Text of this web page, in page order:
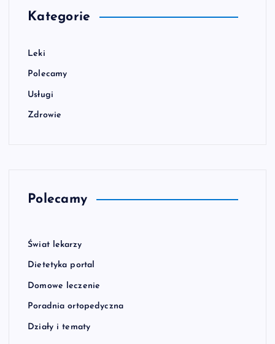
Kategorie
Leki
Polecamy
Usługi
Zdrowie
Polecamy
Świat lekarzy
Dietetyka portal
Domowe leczenie
Poradnia ortopedyczna
Działy i tematy